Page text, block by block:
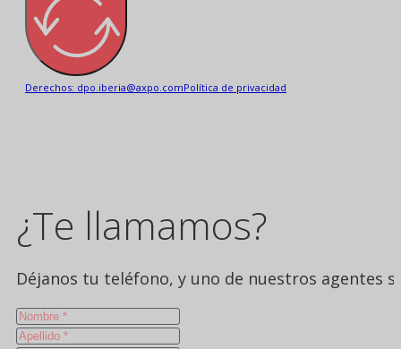
Derechos: dpo.iberia@axpo.comPolítica de privacidad
¿Te llamamos?
Déjanos tu teléfono, y uno de nuestros agentes